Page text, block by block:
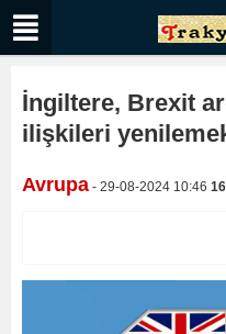
İngiltere, Brexit
ilişkileri
Avrupa - 29-08-2024 10:46